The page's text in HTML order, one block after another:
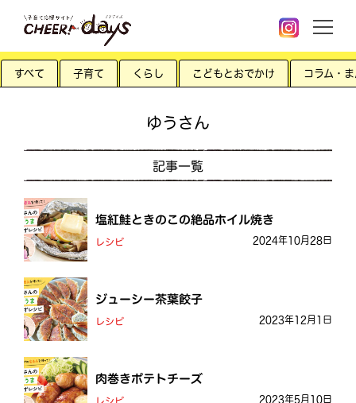
すべて 子育て くらし こどもとおでかけ コラム・
ゆうさん
記事一覧
塩紅鮭ときのこの絶品ホイル焼き
レシピ 2024年10月28日
ジューシー茶葉餃子
レシピ 2023年12月1日
肉巻きポテトチーズ
レシピ 2023年5月10日